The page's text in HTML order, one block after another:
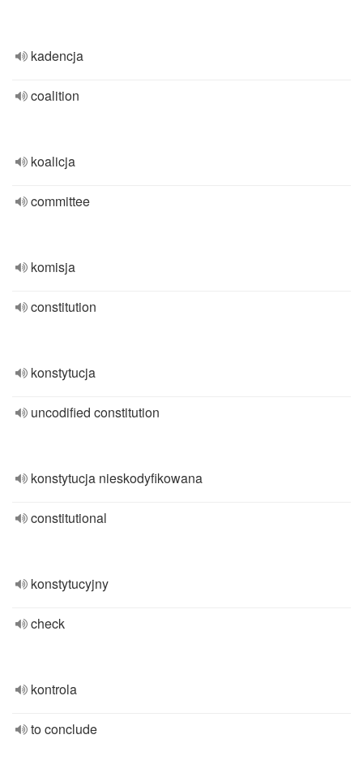
kadencja
coalition
koalicja
committee
komisja
constitution
konstytucja
uncodified constitution
konstytucja nieskodyfikowana
constitutional
konstytucyjny
check
kontrola
to conclude